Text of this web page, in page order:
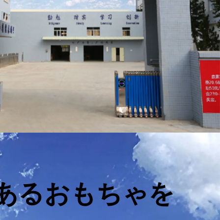
るおもちゃを